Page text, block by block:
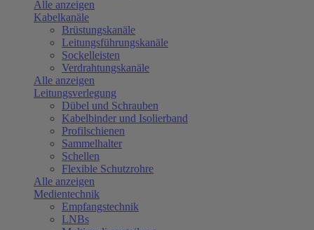
Alle anzeigen
Kabelkanäle
Brüstungskanäle
Leitungsführungskanäle
Sockelleisten
Verdrahtungskanäle
Alle anzeigen
Leitungsverlegung
Dübel und Schrauben
Kabelbinder und Isolierband
Profilschienen
Sammelhalter
Schellen
Flexible Schutzrohre
Alle anzeigen
Medientechnik
Empfangstechnik
LNBs